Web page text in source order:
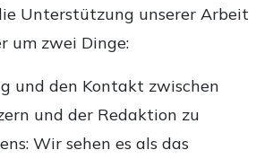
Unterstützung unserer Arbeit
um zwei Dinge:
und den Kontakt zwischen
und der Redaktion zu
Wir sehen es als das